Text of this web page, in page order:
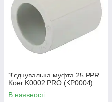
З'єднувальна муфта 25 PPR
Koer K0002.PRO (KP0004)
В наявності